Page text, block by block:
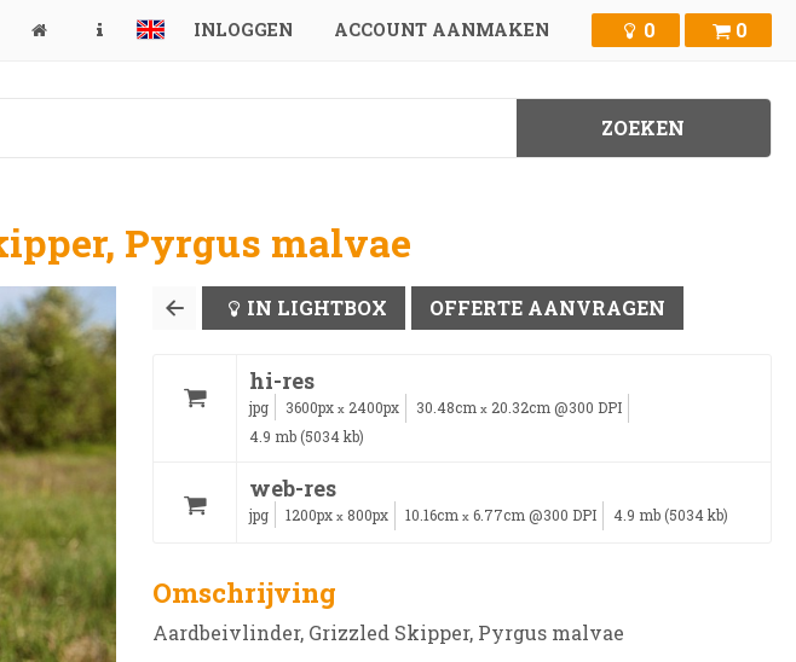
INLOGGEN ACCOUNT AANMAKEN 0 0
Pyrgus malvae
IN LIGHTBOX OFFERTE AANVRAGEN
hi-res
jpg 3600px x 2400px 30.48cm x 20.32cm @300 DPI
4.9 mb (5034 kb)
web-res
jpg 1200px x 800px 10.16cm x 6.77cm @300 DPI 4.9 mb (5034 kb)
Omschrijving
Aardbeivlinder, Grizzled Skipper, Pyrgus malvae